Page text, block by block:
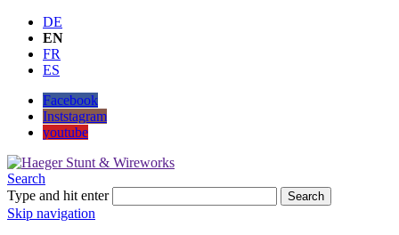
DE
EN
FR
ES
Facebook
Inststagram
youtube
Search
Type and hit enter
Search
Skip navigation